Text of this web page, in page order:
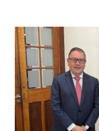
Postgrado
Formación Continua
Estudiantes
Académicos
Funcionarios